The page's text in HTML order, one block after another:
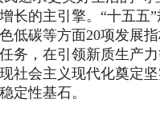
长的主引擎。“十五五
低碳等方面20项发展
务，在引领新质生产
社会主义现代化奠定
定性基石。